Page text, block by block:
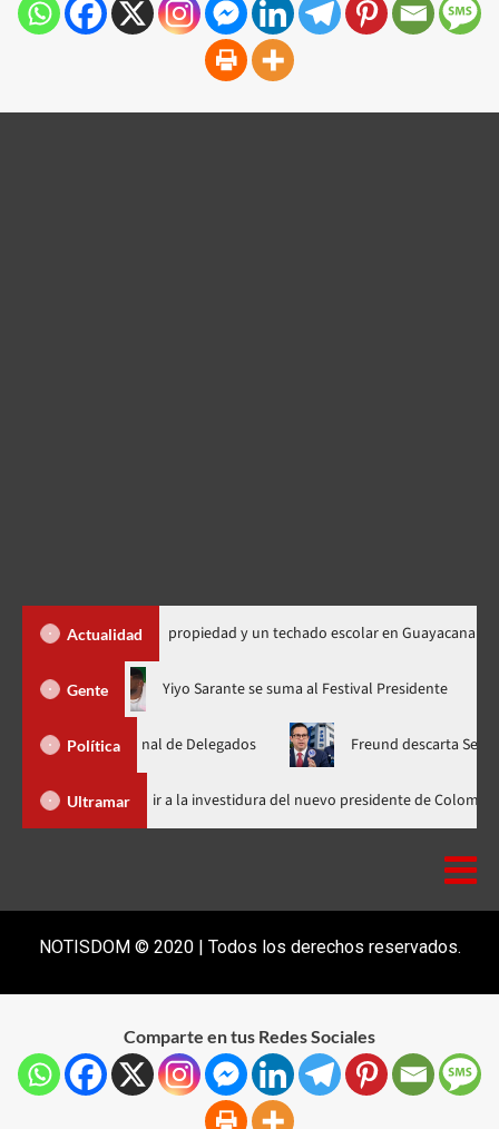
Actualidad
títulos de propiedad y un techado escolar en Guayacanal
Gente
en nuevo horario Yiyo Sarante se suma al Festival
Política
Nacional de Delegados Freund descarta Secretaría de
Ultramar
Abinader llega a Cali para asistir a la investidura del nuevo
NOTISDOM © 2020 | Todos los derechos reservados.
Comparte en tus Redes Sociales